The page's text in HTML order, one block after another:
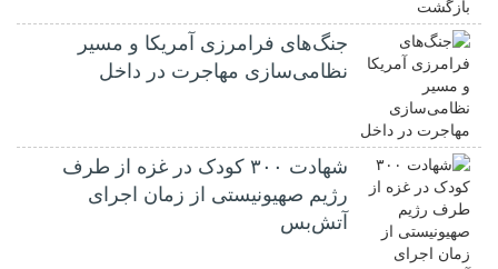
جنگ‌های فرامرزی آمریکا و مسیر
نظامی‌سازی مهاجرت در داخل
شهادت ۳۰۰ کودک در غزه از طرف
رژیم صهیونیستی از زمان اجرای
آتش‌بس